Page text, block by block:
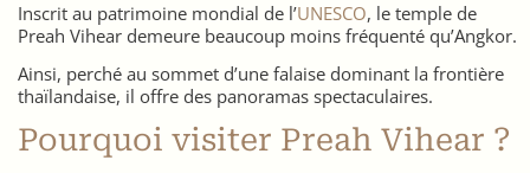
Inscrit au patrimoine mondial de l’UNESCO, le temple de
Preah Vihear demeure beaucoup moins fréquenté qu’Angkor.
Ainsi, perché au sommet d’une falaise dominant la frontière
thaïlandaise, il offre des panoramas spectaculaires.
Pourquoi visiter Preah Vihear ?